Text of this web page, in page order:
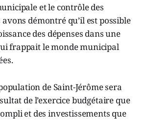
et le contrôle des
avons démontré qu’il est possible
des dépenses dans une
frappait le monde municipal
de Saint-Jérôme sera
de l’exercice budgétaire que
et des investissements que